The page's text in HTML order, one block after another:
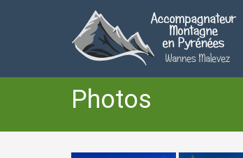
Photos